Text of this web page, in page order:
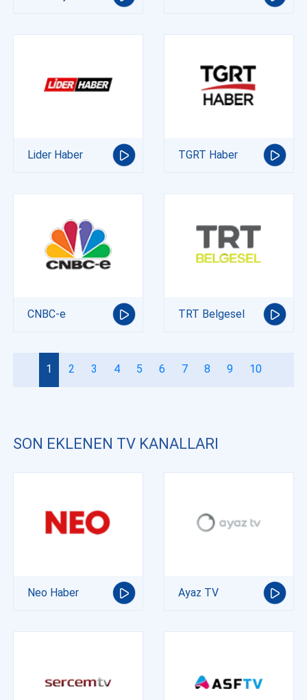
Lider Haber TGRT Haber
CNBC-e TRT Belgesel
1 2 3 4 5 6 7 8 9 10
SON EKLENEN TV KANALLARI
Neo Haber Ayaz TV